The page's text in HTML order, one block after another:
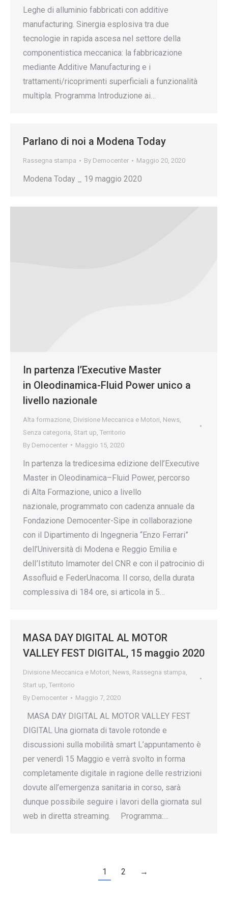
Leghe di alluminio fabbricati con additive
manufacturing. Sinergia esplosiva tra due
tecnologie in rapida ascesa nel settore della
componentistica meccanica: la fabbricazione
mediante Additive Manufacturing e i
trattamenti/ricoprimenti superficiali a funzionalità
multipla. Programma Introduzione ai…
Parlano di noi a Modena Today
Rassegna stampa By Democenter Maggio 20, 2020
Modena Today _ 19 maggio 2020
In partenza l’Executive Master
in Oleodinamica-Fluid Power unico a
livello nazionale
Alta formazione Divisione Meccanica e Motori News
Senza categoria Start up Territorio
By Democenter Maggio 15, 2020
In partenza la tredicesima edizione dell’Executive
Master in Oleodinamica–Fluid Power, percorso
di Alta Formazione, unico a livello
nazionale, programmato con cadenza annuale da
Fondazione Democenter-Sipe in collaborazione
con il Dipartimento di Ingegneria “Enzo Ferrari”
dell’Università di Modena e Reggio Emilia e
delI’Istituto Imamoter del CNR e con il patrocinio di
Assofluid e FederUnacoma. Il corso, della durata
complessiva di 184 ore, si articola in 5…
MASA DAY DIGITAL AL MOTOR
VALLEY FEST DIGITAL, 15 maggio 2020
Divisione Meccanica e Motori, News, Rassegna stampa,
Start up, Territorio
By Democenter Maggio 7, 2020
MASA DAY DIGITAL AL MOTOR VALLEY FEST
DIGITAL Una giornata di tavole rotonde e
discussioni sulla mobilità smart L’appuntamento è
per venerdì 15 Maggio e verrà svolto in forma
completamente digitale in ragione delle restrizioni
dovute all’emergenza sanitaria in corso, sarà
dunque possibile seguire i lavori della giornata sul
web in diretta streaming. Programma:…
1 2 →